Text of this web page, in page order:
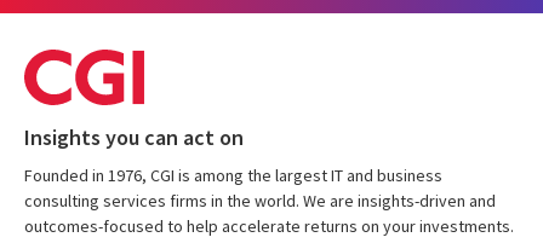
Insights you can act on
Founded in 1976, CGI is among the largest IT and business
consulting services firms in the world. We are insights-driven and
outcomes-focused to help accelerate returns on your investments.